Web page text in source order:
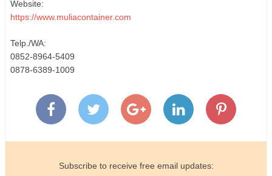
Website:
https://www.muliacontainer.com
Telp./WA:
0852-8964-5409
0878-6389-1009
Subscribe to receive free email updates: